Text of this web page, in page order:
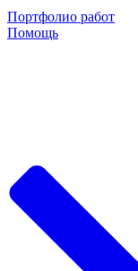
Портфолио работ
Помощь